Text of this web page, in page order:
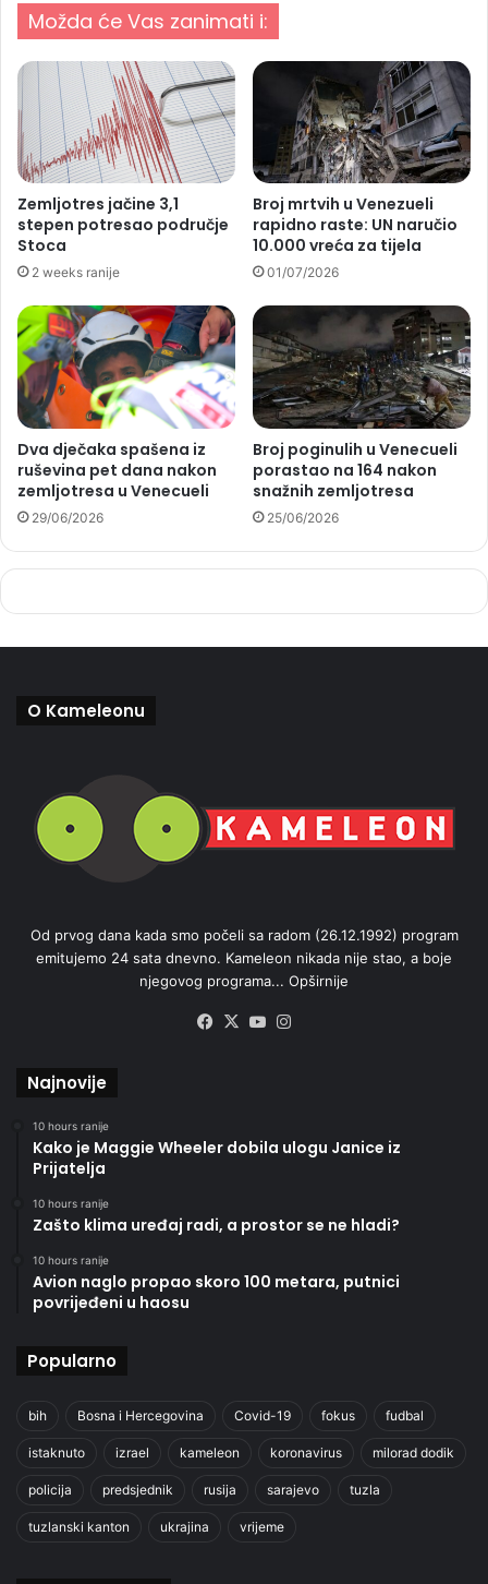
Možda će Vas zanimati i:
Zemljotres jačine 3,1
stepen potresao područje
Stoca
2 weeks ranije
Broj mrtvih u Venezueli
rapidno raste: UN naručio
10.000 vreća za tijela
01/07/2026
Dva dječaka spašena iz
ruševina pet dana nakon
zemljotresa u Venecueli
29/06/2026
Broj poginulih u Venecueli
porastao na 164 nakon
snažnih zemljotresa
25/06/2026
O Kameleonu
Od prvog dana kada smo počeli sa radom (26.12.1992) program
emitujemo 24 sata dnevno. Kameleon nikada nije stao, a boje
njegovog programa... Opširnije
Facebook
X YouTube
Najnovije
10 hours ranije
Kako je Maggie Wheeler dobila ulogu Janice iz
Prijatelja
10 hours ranije
Zašto klima uređaj radi, a prostor se ne hladi?
10 hours ranije
Avion naglo propao skoro 100 metara, putnici
povrijeđeni u haosu
Popularno
bih Bosna i Hercegovina Covid-19 fokus fudbal
istaknuto izrael kameleon koronavirus milorad dodik
policija predsjednik rusija sarajevo tuzla
tuzlanski kanton ukrajina vrijeme